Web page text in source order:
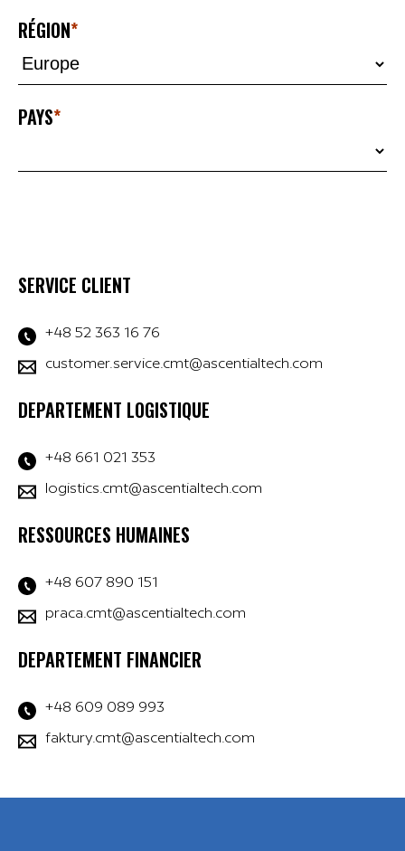
RÉGION
PAYS
SERVICE CLIENT
+48 52 363 16 76
customer.service.cmt@ascentialtech.com
DEPARTEMENT LOGISTIQUE
+48 661 021 353
logistics.cmt@ascentialtech.com
RESSOURCES HUMAINES
+48 607 890 151
praca.cmt@ascentialtech.com
DEPARTEMENT FINANCIER
+48 609 089 993
faktury.cmt@ascentialtech.com